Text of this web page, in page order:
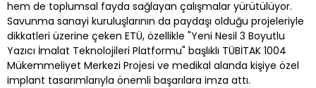
hem de toplumsal fayda sağlayan çalışmalar yürütülüyor.
Savunma sanayi kuruluşlarının da paydaşı olduğu projeleriyle
dikkatleri üzerine çeken ETÜ, özellikle "Yeni Nesil 3 Boyutlu
Yazıcı İmalat Teknolojileri Platformu" başlıklı TÜBİTAK 1004
Mükemmeliyet Merkezi Projesi ve medikal alanda kişiye özel
implant tasarımlarıyla önemli başarılara imza attı.